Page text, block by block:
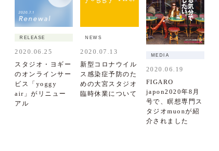
RELEASE
2020.06.25
スタジオ・ヨギー
のオンラインサー
ビス「yoggy
air」がリニュー
アル
NEWS
2020.07.13
新型コロナウイル
ス感染症予防のた
めの大宮スタジオ
臨時休業について
MEDIA
2020.06.19
FIGARO
japon2020年8月
号で、瞑想専門ス
タジオmuonが紹
介されました